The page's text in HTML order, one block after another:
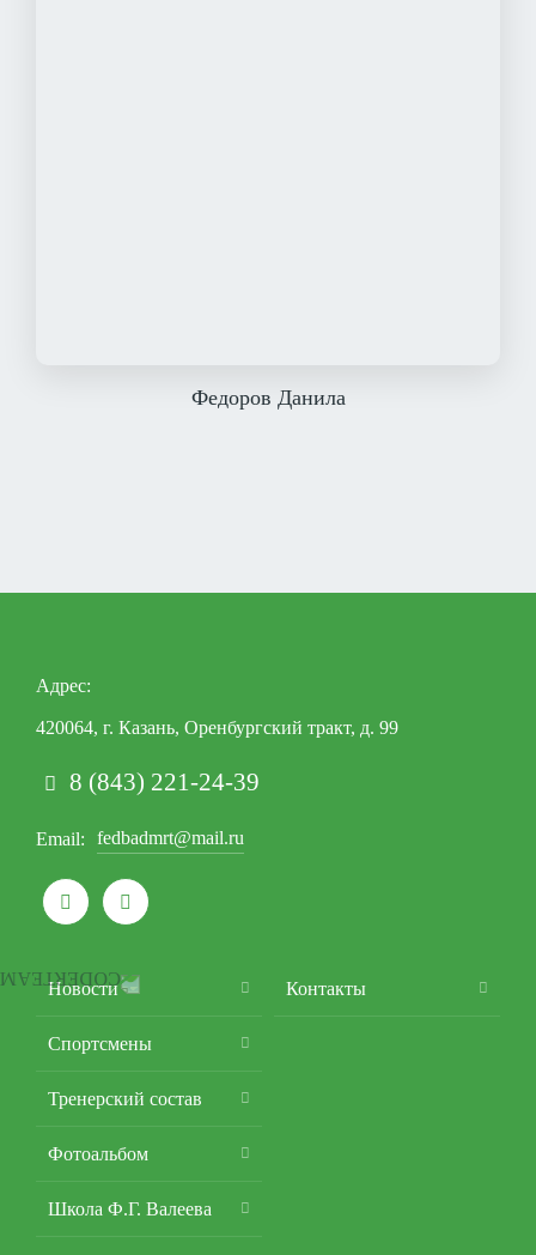
Федоров Данила
Адрес
420064, г. Казань, Оренбургский тракт, д. 99
8 (843) 221-24-39
Email fedbadmrt@mail.ru
 
Подвал
Новости
Спортсмены
Тренерский состав
Фотоальбом
Школа Ф.Г. Валеева
Контакты